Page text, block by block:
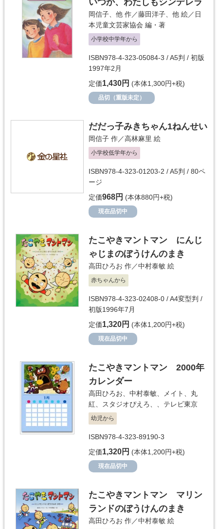
いつか、わたしもシンデレラ
岡信子 、他 作／藤田洋子 、他 絵／ 日
本児童文芸家協会 編・著
小学校中学年から
ISBN978-4-323-05084-3 / A5判 / 初版
1997年2月
定価1,430円 (本体1,300円+税)
品切（重版未定）
だだっ子みきちゃん1ねんせい
岡信子 作／高林麻里 絵
小学校低学年から
ISBN978-4-323-01203-2 / A5判 / 80ペ
ージ
定価968円 (本体880円+税)
現在品切中
たこやきマントマン にんじ
ゃじまのぼうけんのまき
高田ひろお 作／中村泰敏 絵
赤ちゃんから
ISBN978-4-323-02408-0 / A4変型判 /
初版1996年7月
定価1,320円 (本体1,200円+税)
現在品切中
たこやきマントマン 2000年
カレンダー
高田ひろお 中村泰敏 メイト
丸
紅
スタジオぴえろ、 テレビ東京
幼児から
ISBN978-4-323-89190-3
定価1,320円 (本体1,200円+税)
現在品切中
たこやきマントマン マリン
ランドのぼうけんのまき
高田ひろお 作／中村泰敏 絵